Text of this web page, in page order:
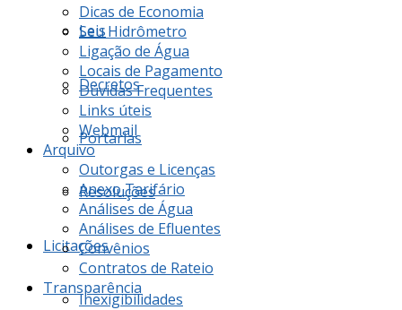
Leis
Decretos
Portarias
Resoluções
Licitações
Inexigibilidades
Dicas de Economia
Seu Hidrômetro
Ligação de Água
Locais de Pagamento
Dúvidas Frequentes
Links úteis
Webmail
Arquivo
Outorgas e Licenças
Anexo Tarifário
Análises de Água
Análises de Efluentes
Convênios
Contratos de Rateio
Transparência